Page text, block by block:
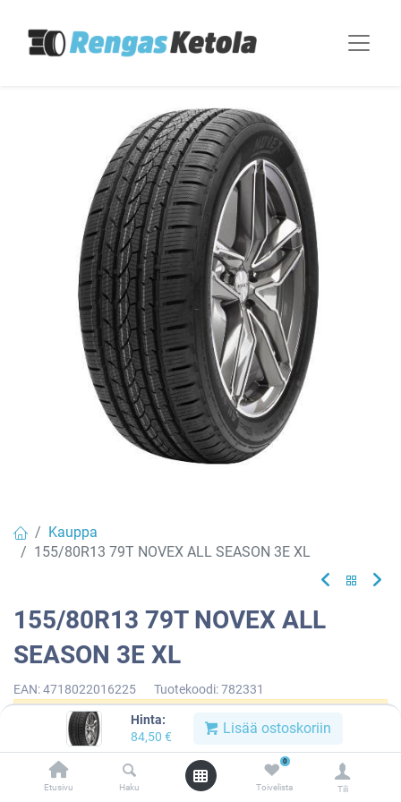
Hinta:
84,50 € Lisää ostoskoriin
Etusivu Haku
0
Toivelista Tili
Kauppa
155/80R13 79T NOVEX ALL SEASON 3E XL
155/80R13 79T NOVEX ALL
SEASON 3E XL
EAN:4718022016225 Tuotekoodi:782331
Tällä tuotteella ei ole kelvollista yhdistelmää.
NOVEX